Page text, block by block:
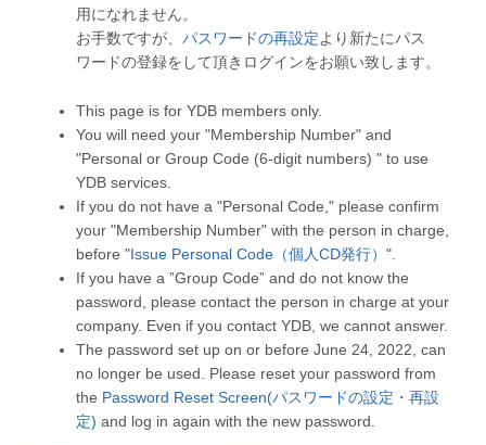
用になれません。
お手数ですが、 パスワードの再設定より新たにパス
ワードの登録をして頂きログインをお願い致します。
This page is for YDB members only.
You will need your "Membership Number" and
"Personal or Group Code (6-digit numbers) " to use
YDB services.
If you do not have a "Personal Code," please confirm
your "Membership Number" with the person in charge,
before "Issue Personal Code（個人CD発行） ".
If you have a ”Group Code” and do not know the
password, please contact the person in charge at your
company. Even if you contact YDB, we cannot answer.
The password set up on or before June 24, 2022, can
no longer be used. Please reset your password from
the Password Reset Screen(パスワードの設定・再設
定) and log in again with the new password.